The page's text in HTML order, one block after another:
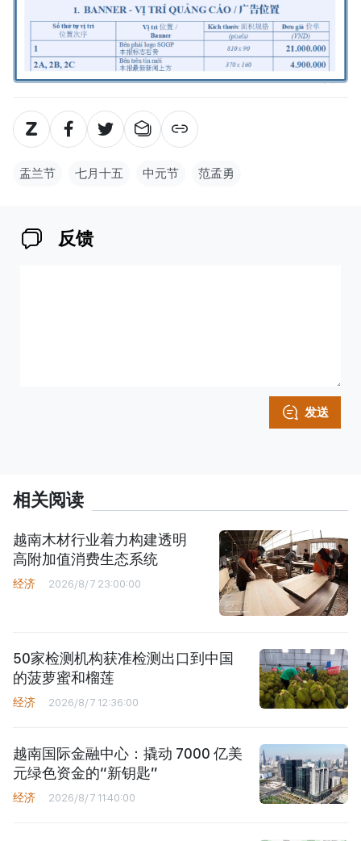
盂兰节 七月十五 中元节 范孟勇
反馈
发送
相关阅读
越南木材行业着力构建透明
高附加值消费生态系统
经济 2026/8/7 23:00:00
50家检测机构获准检测出口到中国
的菠萝蜜和榴莲
经济 2026/8/7 12:36:00
越南国际金融中心：撬动 7000 亿美
元绿色资金的“新钥匙”
经济 2026/8/7 11:40:00